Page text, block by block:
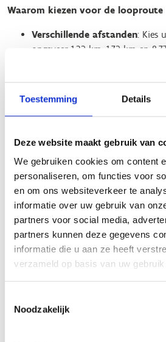
Toestemming Details
Deze website maakt gebruik van
We gebruiken cookies om content
personaliseren, om functies voor
en om ons websiteverkeer te
informatie over uw gebruik van
partners voor social media,
partners kunnen deze gegevens
informatie die u aan ze heeft
verzameld op basis van uw
Noodzakelijk
Waarom kiezen voor de looproute
Verschillende afstanden: Kies
ongeveer 1,32 km, 1,72 km en
afstand die past bij jouw
pad1en die door bosrijke
lopen. Het terrein zorgt voor een
Meerdere voorzieningen
aan
startplaats bevindt zich in het
domein waar ook andere
visvijver, speeltuin en een
Bovendien zijn de lussen die
bevinden verlicht.
De looproute Meise is de ideale plek
een ontspannen loopje wilt maken of
wedstrijd. Vergeet niet om geschikte
dragen, vooral omdat de paden
periode.